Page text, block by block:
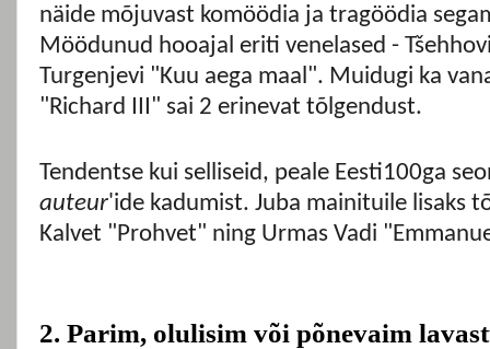
näide mõjuvast komöödia ja tragöödia
Möödunud hooajal eriti venelased -
Turgenjevi "Kuu aega maal". Muidugi ka
"Richard III" sai 2 erinevat tõlgendust.
Tendentse kui selliseid, peale Eesti100ga
auteur'ide kadumist. Juba mainituile lisaks
Kalvet "Prohvet" ning Urmas Vadi
2. Parim, olulisim või põnevaim